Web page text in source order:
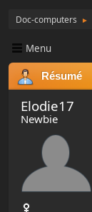
Doc-computers ►
Menu
Résumé
Elodie17
Newbie